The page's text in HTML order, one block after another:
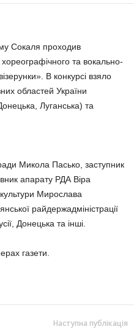
Сокаля проходив
та вокально-
В конкурсі взяло
областей України
Луганська) та
Микола Пасько, заступник
апарату РДА Віра
Мирослава
райдержадміністрації
Донецька та інші.
газети.
Наступна публікація